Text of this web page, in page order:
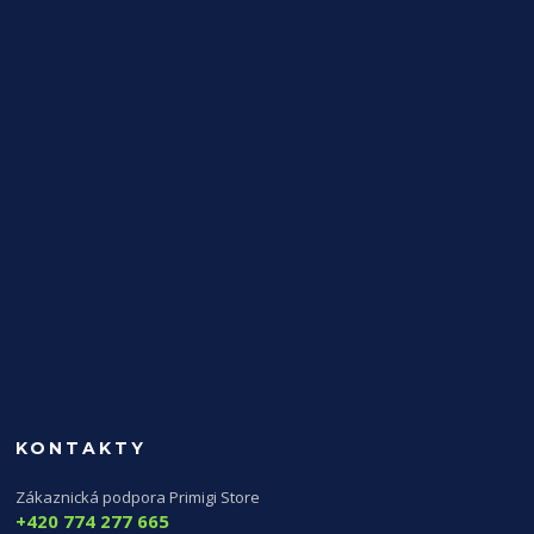
KONTAKTY
Zákaznická podpora Primigi Store
+420 774 277 665